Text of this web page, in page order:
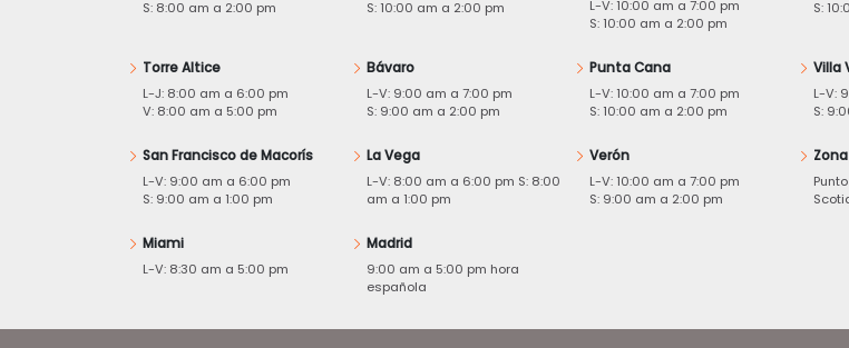
S: 8:00 am a 2:00 pm
S: 10:00 am a 2:00 pm
L-V: 10:00 am a 7:00 pm
S: 10:00 am a 2:00 pm
S:
Torre Altice
L-J: 8:00 am a 6:00 pm
V: 8:00 am a 5:00 pm
Bávaro
L-V: 9:00 am a 7:00 pm
S: 9:00 am a 2:00 pm
Punta Cana
L-V: 10:00 am a 7:00 pm
S: 10:00 am a 2:00 pm
Villa
L-V:
S:
San Francisco de Macorís
L-V: 9:00 am a 6:00 pm
S: 9:00 am a 1:00 pm
La Vega
L-V: 8:00 am a 6:00 pm S: 8:00
am a 1:00 pm
Verón
L-V: 10:00 am a 7:00 pm
S: 9:00 am a 2:00 pm
Miami
L-V: 8:30 am a 5:00 pm
Madrid
9:00 am a 5:00 pm hora
española